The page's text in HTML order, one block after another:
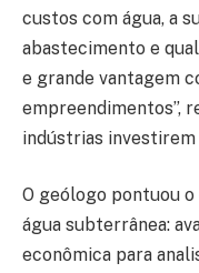
custos com água, a
abastecimento e
e grande vantagem
empreendimentos”,
indústrias investirem
O geólogo pontuou
água subterrânea:
econômica para